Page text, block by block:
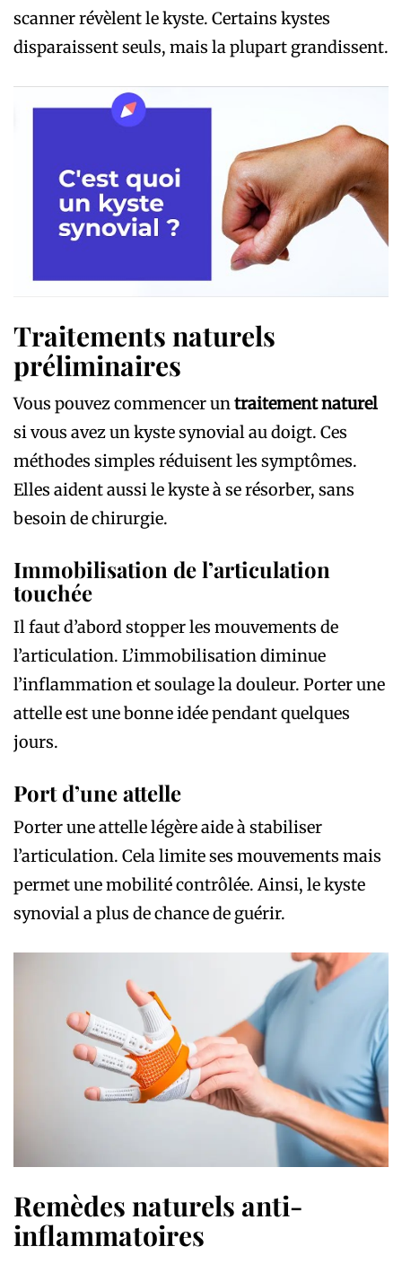
scanner révèlent le kyste. Certains kystes
disparaissent seuls, mais la plupart grandissent.
Traitements naturels
préliminaires
Vous pouvez commencer untraitement naturel
si vous avez un kyste synovial au doigt. Ces
méthodes simples réduisent les symptômes.
Elles aident aussi le kyste à se résorber, sans
besoin de chirurgie.
Immobilisation de l’articulation
touchée
Il faut d’abord stopper les mouvements de
l’articulation. L’immobilisation diminue
l’inflammation et soulage la douleur. Porter une
attelle est une bonne idée pendant quelques
jours.
Port d’une attelle
Porter une attelle légère aide à stabiliser
l’articulation. Cela limite ses mouvements mais
permet une mobilité contrôlée. Ainsi, le kyste
synovial a plus de chance de guérir.
Remèdes naturels anti-
inflammatoires